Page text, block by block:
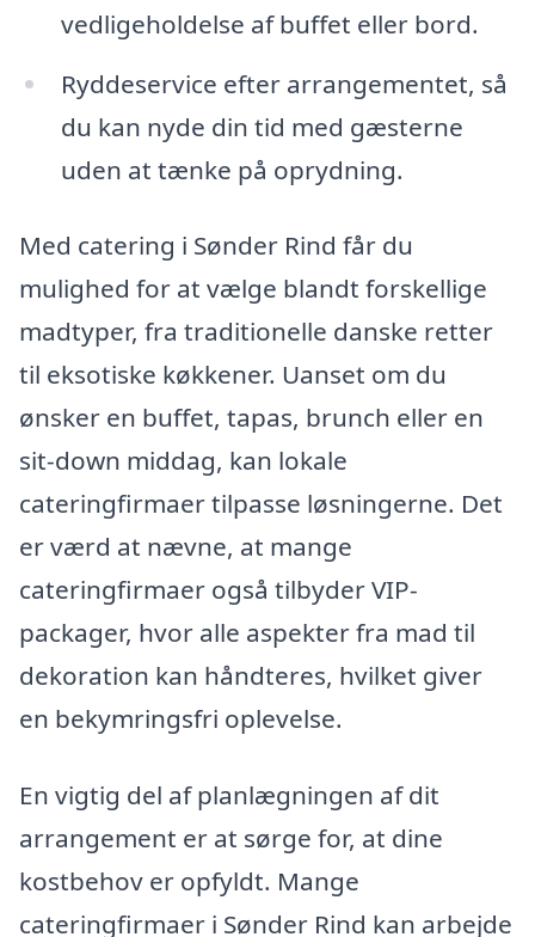
vedligeholdelse af buffet eller bord.
Ryddeservice efter arrangementet, så
du kan nyde din tid med gæsterne
uden at tænke på oprydning.
Med catering i Sønder Rind får du
mulighed for at vælge blandt forskellige
madtyper, fra traditionelle danske retter
til eksotiske køkkener. Uanset om du
ønsker en buffet, tapas, brunch eller en
sit-down middag, kan lokale
cateringfirmaer tilpasse løsningerne. Det
er værd at nævne, at mange
cateringfirmaer også tilbyder VIP-
packager, hvor alle aspekter fra mad til
dekoration kan håndteres, hvilket giver
en bekymringsfri oplevelse.
En vigtig del af planlægningen af dit
arrangement er at sørge for, at dine
kostbehov er opfyldt. Mange
cateringfirmaer i Sønder Rind kan arbejde